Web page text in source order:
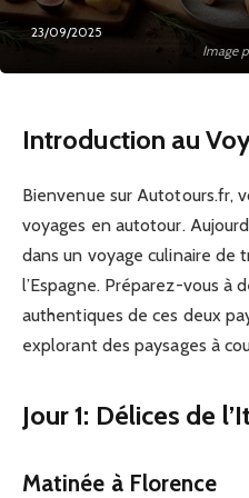
Image
23/09/2025
Introduction au
Bienvenue sur Autotours.fr,
voyages en autotour.
dans un voyage culinaire de
l’Espagne. Préparez-vous à
authentiques de ces deux
explorant des paysages à
Jour 1: Délices de
Matinée à Florence